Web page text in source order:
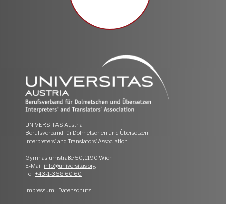
UNIVERSITAS Austria
Berufsverband für Dolmetschen und Übersetzen
Interpreters‘ and Translators‘ Association
Gymnasiumstraße 50, 1190 Wien
E-Mail: info@universitas.org
Tel: +43-1-368 60 60
Impressum Datenschutz